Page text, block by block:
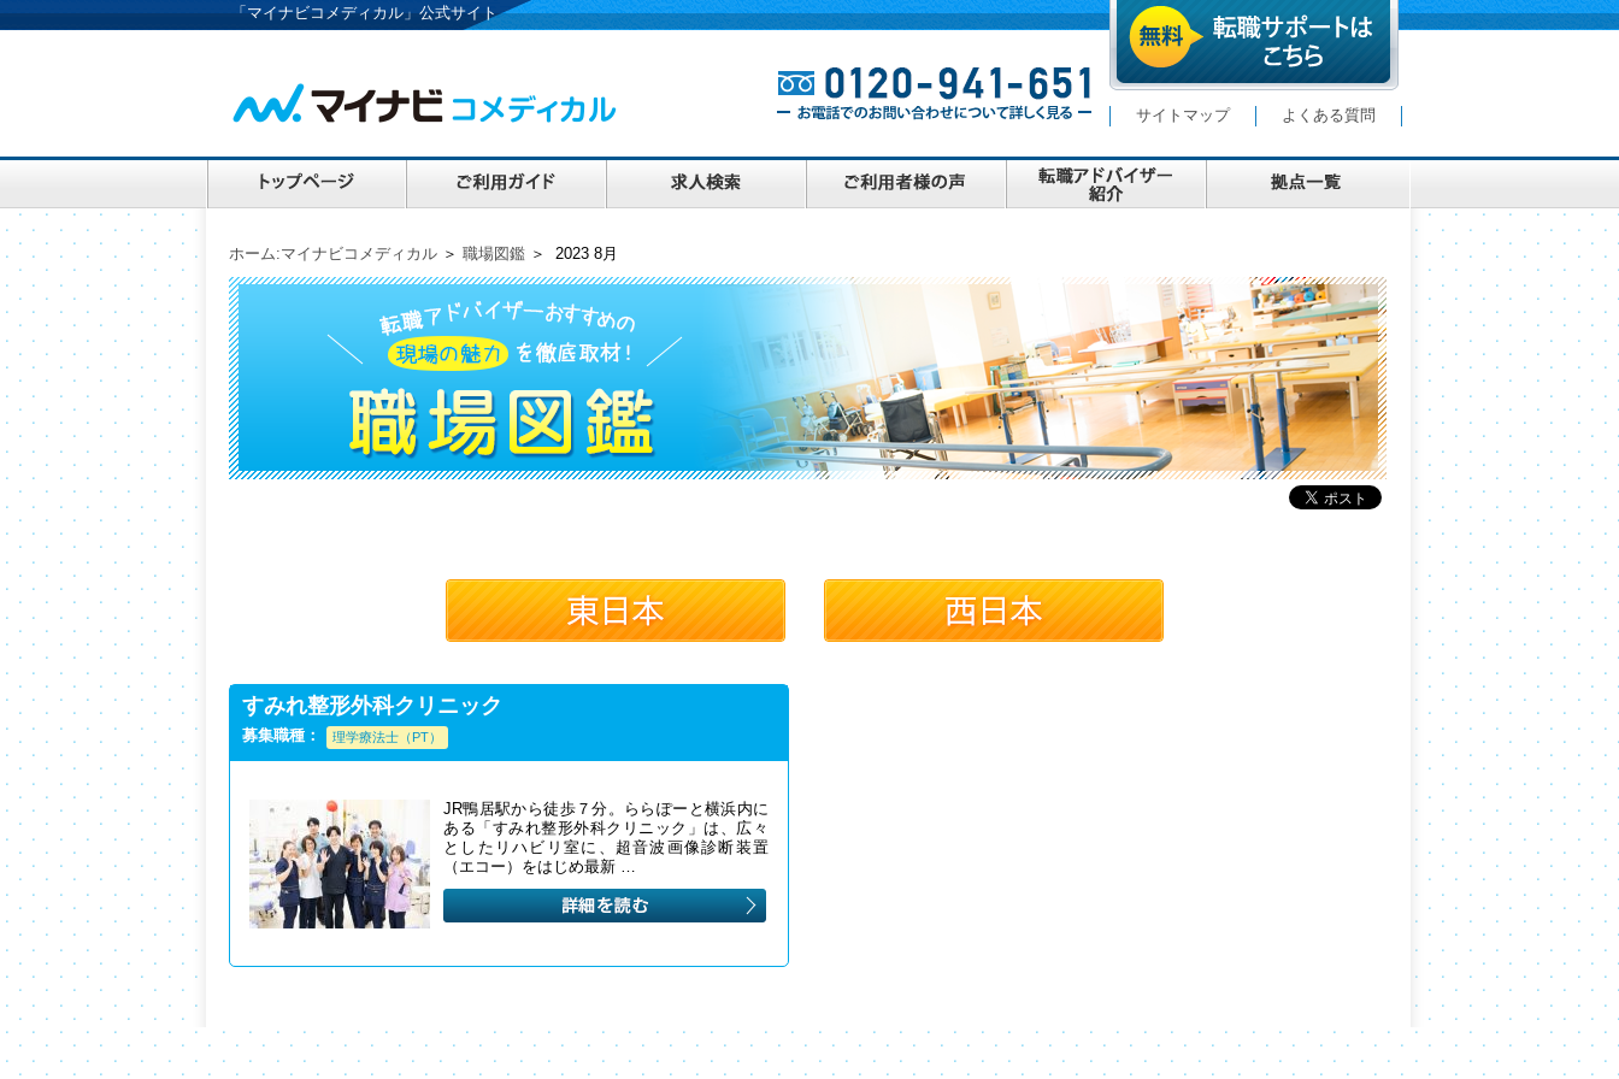
「マイナビコメディカル」公式サイト
サイトマップ よくある質問
ホーム:マイナビコメディカル ＞ 職場図鑑 ＞ 2023 8月
すみれ整形外科クリニック
募集職種： 理学療法士（PT）
JR鴨居駅から徒歩７分。ららぽーと横浜内に
ある「すみれ整形外科クリニック」は、広々
としたリハビリ室に、超音波画像診断装置
（エコー）をはじめ最新